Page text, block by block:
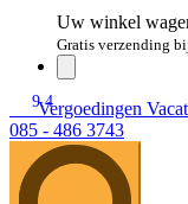
Uw winkel
Gratis verzending
9.4
Vergoedingen
085 - 486 3743